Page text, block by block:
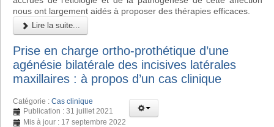
nous ont largement aidés à proposer des thérapies efficaces.
Lire la suite...
Prise en charge ortho-prothétique d’une
agénésie bilatérale des incisives latérales
maxillaires : à propos d’un cas clinique
Catégorie : Cas clinique
Publication : 31 juillet 2021
Mis à jour : 17 septembre 2022